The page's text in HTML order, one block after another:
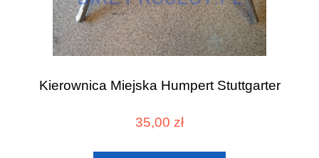
Kierownica Miejska Humpert Stuttgarter
35,00 zł